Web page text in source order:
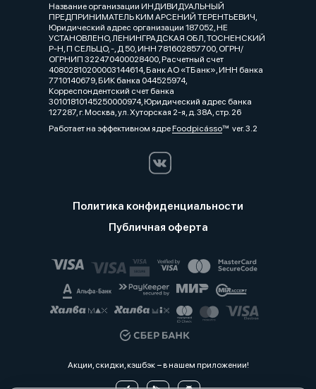
Название организации ИНДИВИДУАЛЬНЫЙ
ПРЕДПРИНИМАТЕЛЬ КИМ АРСЕНИЙ ТЕРЕНТЬЕВИЧ,
Юридический адрес организации 187052, НЕ
УСТАНОВЛЕНО, ЛЕНИНГРАДСКАЯ ОБЛ, ТОСНЕНСКИЙ
Р-Н, П СЕЛЬЦО, -, Д 50, ИНН 781602857700, ОГРН/
ОГРНИП 322470400028400, Расчетный счет
40802810200003144614, Банк АО «ТБанк», ИНН банка
7710140679, БИК банка 044525974,
Корреспондентский счет банка
30101810145250000974, Юридический адрес банка
127287, г. Москва, ул. Хуторская 2-я, д. 38А, стр. 26
Работает на эффективном ядреFoodpicássover. 3.2
Политика конфиденциальности
Публичная оферта
Акции, скидки, кэшбэк − в нашем приложении!